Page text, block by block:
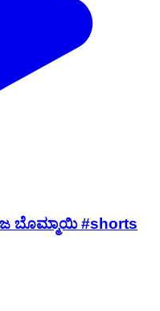
ಬೊಮ್ಮಾಯಿ #shorts